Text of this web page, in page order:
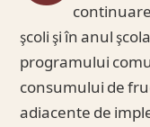
şcoli şi în anul
programului
consumului de
adiacente de